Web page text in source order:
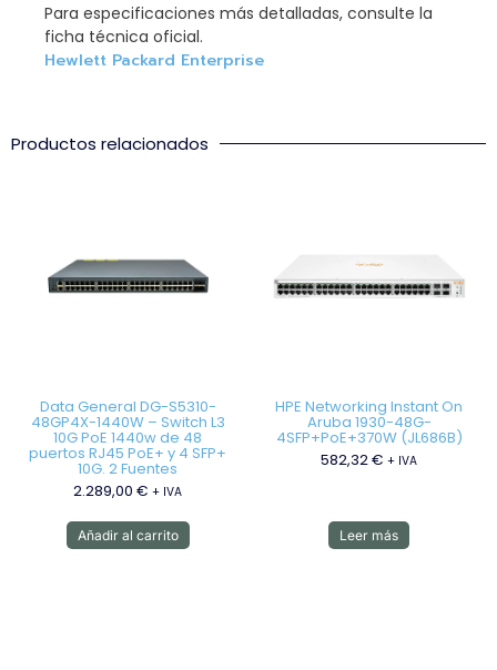
Para especificaciones más detalladas, consulte la
ficha técnica oficial.
Hewlett Packard Enterprise
Productos relacionados
Data General DG-S5310-
48GP4X-1440W – Switch L3
10G PoE 1440w de 48
puertos RJ45 PoE+ y 4 SFP+
10G. 2 Fuentes
2.289,00€ + IVA
Añadir al carrito
HPE Networking Instant On
Aruba 1930-48G-
4SFP+PoE+370W (JL686B)
582,32€ + IVA
Leer más